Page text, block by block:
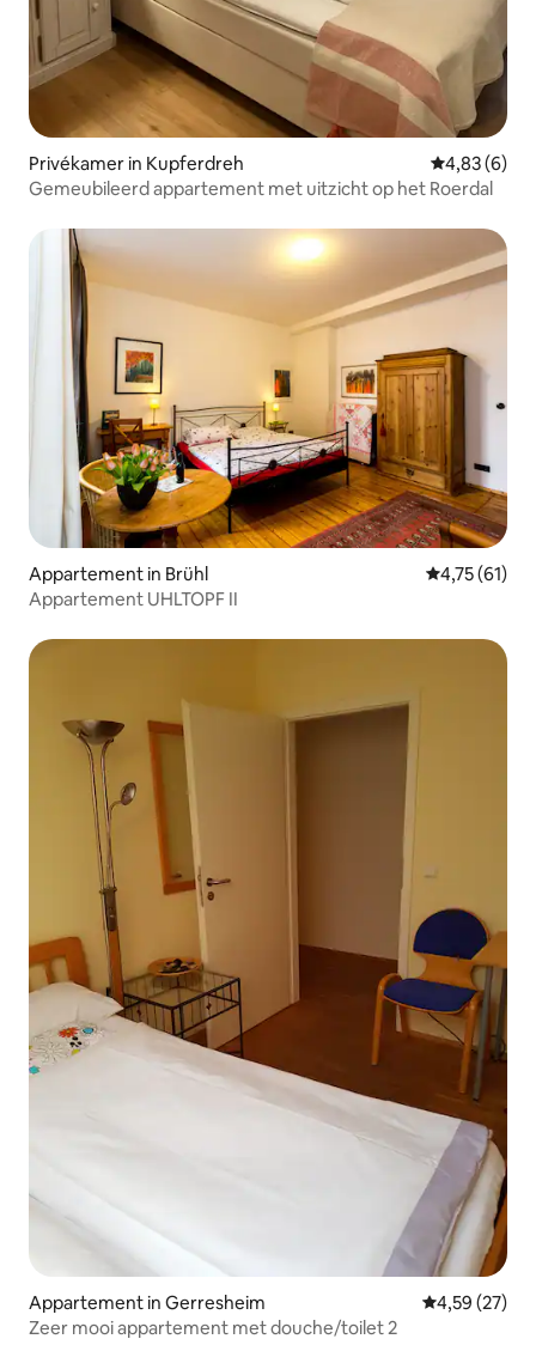
Privékamer in Kupferdreh Gemiddelde
4,83 (6)
Gemeubileerd appartement met uitzicht op het Roerdal
Appartement in Brühl Gemiddelde
4,75 (61)
Appartement UHLTOPF II
Appartement in Gerresheim Gemiddelde
4,59 (27)
Zeer mooi appartement met douche/toilet 2